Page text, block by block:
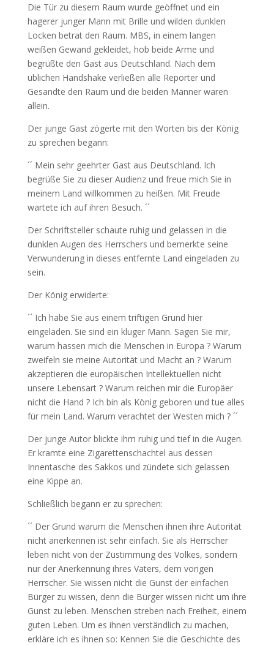
Die Tür zu diesem Raum wurde geöffnet und ein
hagerer junger Mann mit Brille und wilden dunklen
Locken betrat den Raum. MBS, in einem langen
weißen Gewand gekleidet, hob beide Arme und
begrüßte den Gast aus Deutschland. Nach dem
üblichen Handshake verließen alle Reporter und
Gesandte den Raum und die beiden Männer waren
allein.
Der junge Gast zögerte mit den Worten bis der König
zu sprechen begann:
´´ Mein sehr geehrter Gast aus Deutschland. Ich
begrüße Sie zu dieser Audienz und freue mich Sie in
meinem Land willkommen zu heißen. Mit Freude
wartete ich auf ihren Besuch. ´´
Der Schriftsteller schaute ruhig und gelassen in die
dunklen Augen des Herrschers und bemerkte seine
Verwunderung in dieses entfernte Land eingeladen zu
sein.
Der König erwiderte:
´´ Ich habe Sie aus einem triftigen Grund hier
eingeladen. Sie sind ein kluger Mann. Sagen Sie mir,
warum hassen mich die Menschen in Europa ? Warum
zweifeln sie meine Autorität und Macht an ? Warum
akzeptieren die europäischen Intellektuellen nicht
unsere Lebensart ? Warum reichen mir die Europäer
nicht die Hand ? Ich bin als König geboren und tue alles
für mein Land. Warum verachtet der Westen mich ? ´´
Der junge Autor blickte ihm ruhig und tief in die Augen.
Er kramte eine Zigarettenschachtel aus dessen
Innentasche des Sakkos und zündete sich gelassen
eine Kippe an.
Schließlich begann er zu sprechen:
´´ Der Grund warum die Menschen ihnen ihre Autorität
nicht anerkennen ist sehr einfach. Sie als Herrscher
leben nicht von der Zustimmung des Volkes, sondern
nur der Anerkennung ihres Vaters, dem vorigen
Herrscher. Sie wissen nicht die Gunst der einfachen
Bürger zu wissen, denn die Bürger wissen nicht um ihre
Gunst zu leben. Menschen streben nach Freiheit, einem
guten Leben. Um es ihnen verständlich zu machen,
erkläre ich es ihnen so: Kennen Sie die Geschichte des